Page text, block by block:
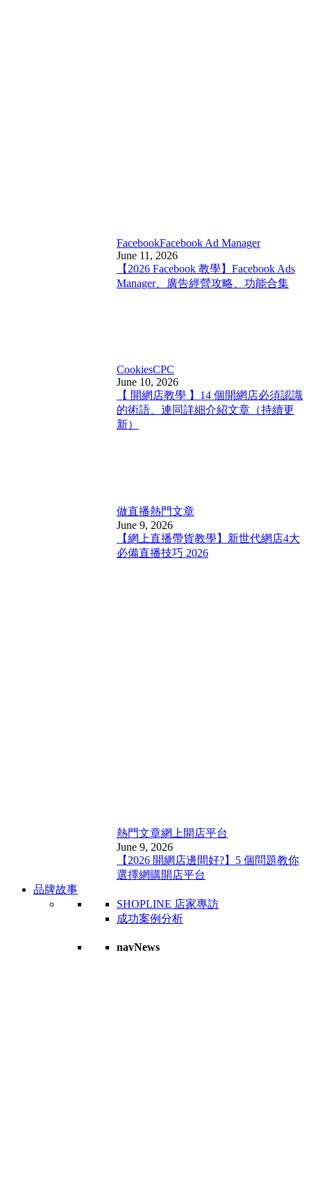
FacebookFacebook Ad Manager
June 11, 2026
【2026 Facebook 教學】Facebook Ads
Manager、廣告經營攻略、功能合集
CookiesCPC
June 10, 2026
【 開網店教學 】14 個開網店必須認識
的術語、連同詳細介紹文章（持續更
新）
做直播熱門文章
June 9, 2026
【網上直播帶貨教學】新世代網店4大
必備直播技巧 2026
熱門文章網上開店平台
June 9, 2026
【2026 開網店邊間好?】5 個問題教你
選擇網購開店平台
品牌故事
SHOPLINE 店家專訪
成功案例分析
navNews